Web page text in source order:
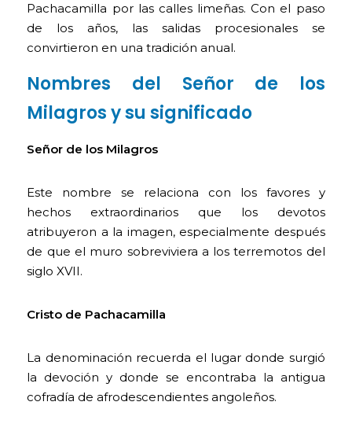
Pachacamilla por las calles limeñas. Con el paso
de los años, las salidas procesionales se
convirtieron en una tradición anual.
Nombres del Señor de los
Milagros y su significado
Señor de los Milagros
Este nombre se relaciona con los favores y
hechos extraordinarios que los devotos
atribuyeron a la imagen, especialmente después
de que el muro sobreviviera a los terremotos del
siglo XVII.
Cristo de Pachacamilla
La denominación recuerda el lugar donde surgió
la devoción y donde se encontraba la antigua
cofradía de afrodescendientes angoleños.